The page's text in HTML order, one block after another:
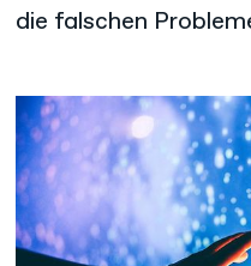
die falschen